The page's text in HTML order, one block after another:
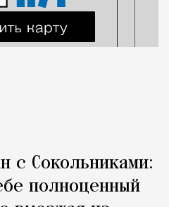
с Сокольниками:
полноценный